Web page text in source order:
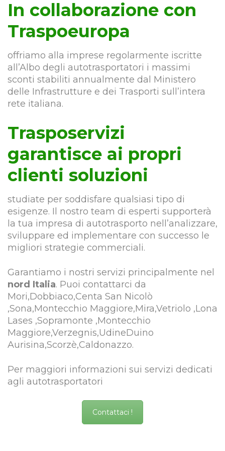
In collaborazione con
Traspoeuropa
offriamo alla imprese regolarmente iscritte
all’Albo degli autotrasportatori i massimi
sconti stabiliti annualmente dal Ministero
delle Infrastrutture e dei Trasporti sull’intera
rete italiana.
Trasposervizi
garantisce ai propri
clienti soluzioni
studiate per soddisfare qualsiasi tipo di
esigenze. Il nostro team di esperti supporterà
la tua impresa di autotrasporto nell’analizzare,
sviluppare ed implementare con successo le
migliori strategie commerciali.
Garantiamo i nostri servizi principalmente nel
nord Italia. Puoi contattarci da
Mori,Dobbiaco,Centa San Nicolò
,Sona,Montecchio Maggiore,Mira,Vetriolo ,Lona
Lases ,Sopramonte ,Montecchio
Maggiore,Verzegnis,UdineDuino
Aurisina,Scorzè,Caldonazzo.
Per maggiori informazioni sui servizi dedicati
agli autotrasportatori
Contattaci !